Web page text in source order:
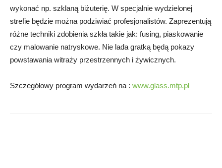
wykonać np. szklaną biżuterię. W specjalnie wydzielonej
strefie będzie można podziwiać profesjonalistów. Zaprezentują
różne techniki zdobienia szkła takie jak: fusing, piaskowanie
czy malowanie natryskowe. Nie lada gratką będą pokazy
powstawania witraży przestrzennych i żywicznych.
Szczegółowy program wydarzeń na : www.glass.mtp.pl